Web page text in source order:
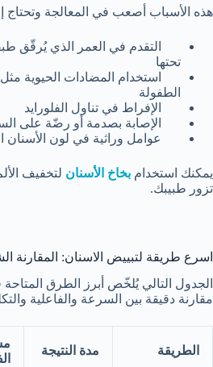
هذه الأسباب أصعب في المعالجة
التقدم في العمر الذي يُرقّق
تحتها
استخدام المضادات الحيوية
الطفولة
الإفراط في تناول الفلورايد
الإصابة بصدمة أو رضّة على
عوامل وراثية في لون الأسنان
يمكنك استخدام بخاخ الأسنان لتخفيف
تزور طبيبك.
اسرع طريقة لتبييض الاسنان: المقارنة
الجدول التالي يُلخّص أبرز الطرق
مقارنة دقيقة بين السرعة والفاعلية
الطريقة مدة النتيجة